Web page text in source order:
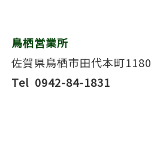
鳥栖営業所
佐賀県鳥栖市田代本町1180
Tel 0942-84-1831